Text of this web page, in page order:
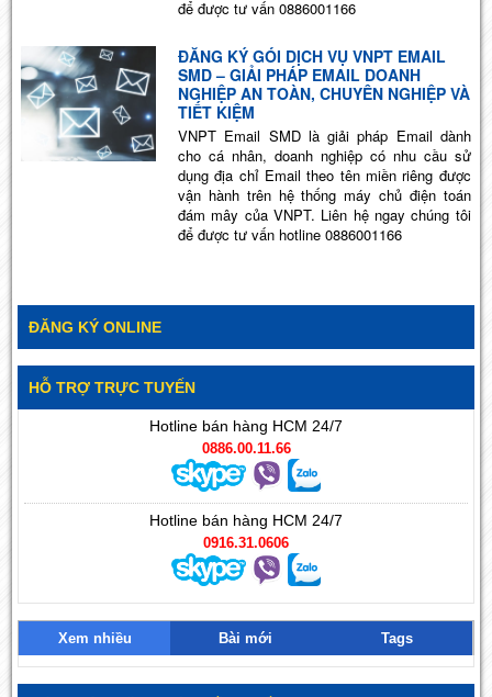
để được tư vấn 0886001166
ĐĂNG KÝ GÓI DỊCH VỤ VNPT EMAIL
SMD – GIẢI PHÁP EMAIL DOANH
NGHIỆP AN TOÀN, CHUYÊN NGHIỆP VÀ
TIẾT KIỆM
VNPT Email SMD là giải pháp Email dành
cho cá nhân, doanh nghiệp có nhu cầu sử
dụng địa chỉ Email theo tên miền riêng được
vận hành trên hệ thống máy chủ điện toán
đám mây của VNPT. Liên hệ ngay chúng tôi
để được tư vấn hotline 0886001166
ĐĂNG KÝ ONLINE
HỖ TRỢ TRỰC TUYẾN
Hotline bán hàng HCM 24/7
0886.00.11.66
Hotline bán hàng HCM 24/7
0916.31.0606
Xem nhiều Bài mới Tags